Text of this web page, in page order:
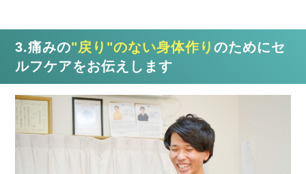
3.痛みの"戻り"のない身体作りのためにセ
ルフケアをお伝えします